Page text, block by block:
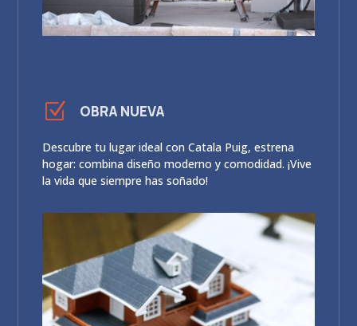
Z OBRA NUEVA
Descubre tu lugar ideal con Catala Puig, estrena
hogar: combina diseño moderno y comodidad. ¡Vive
la vida que siempre has soñado!